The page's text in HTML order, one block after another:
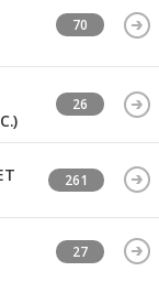
70
26
261
27